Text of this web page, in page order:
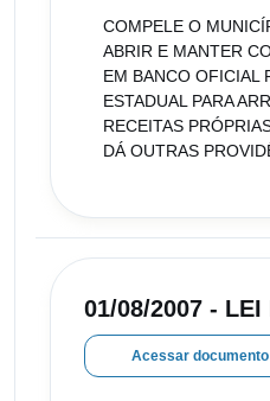
COMPELE O
ABRIR E MANTER
EM BANCO OFICIAL
ESTADUAL PARA
RECEITAS
DÁ OUTRAS
01/08/2007 - LEI
Acessar documento